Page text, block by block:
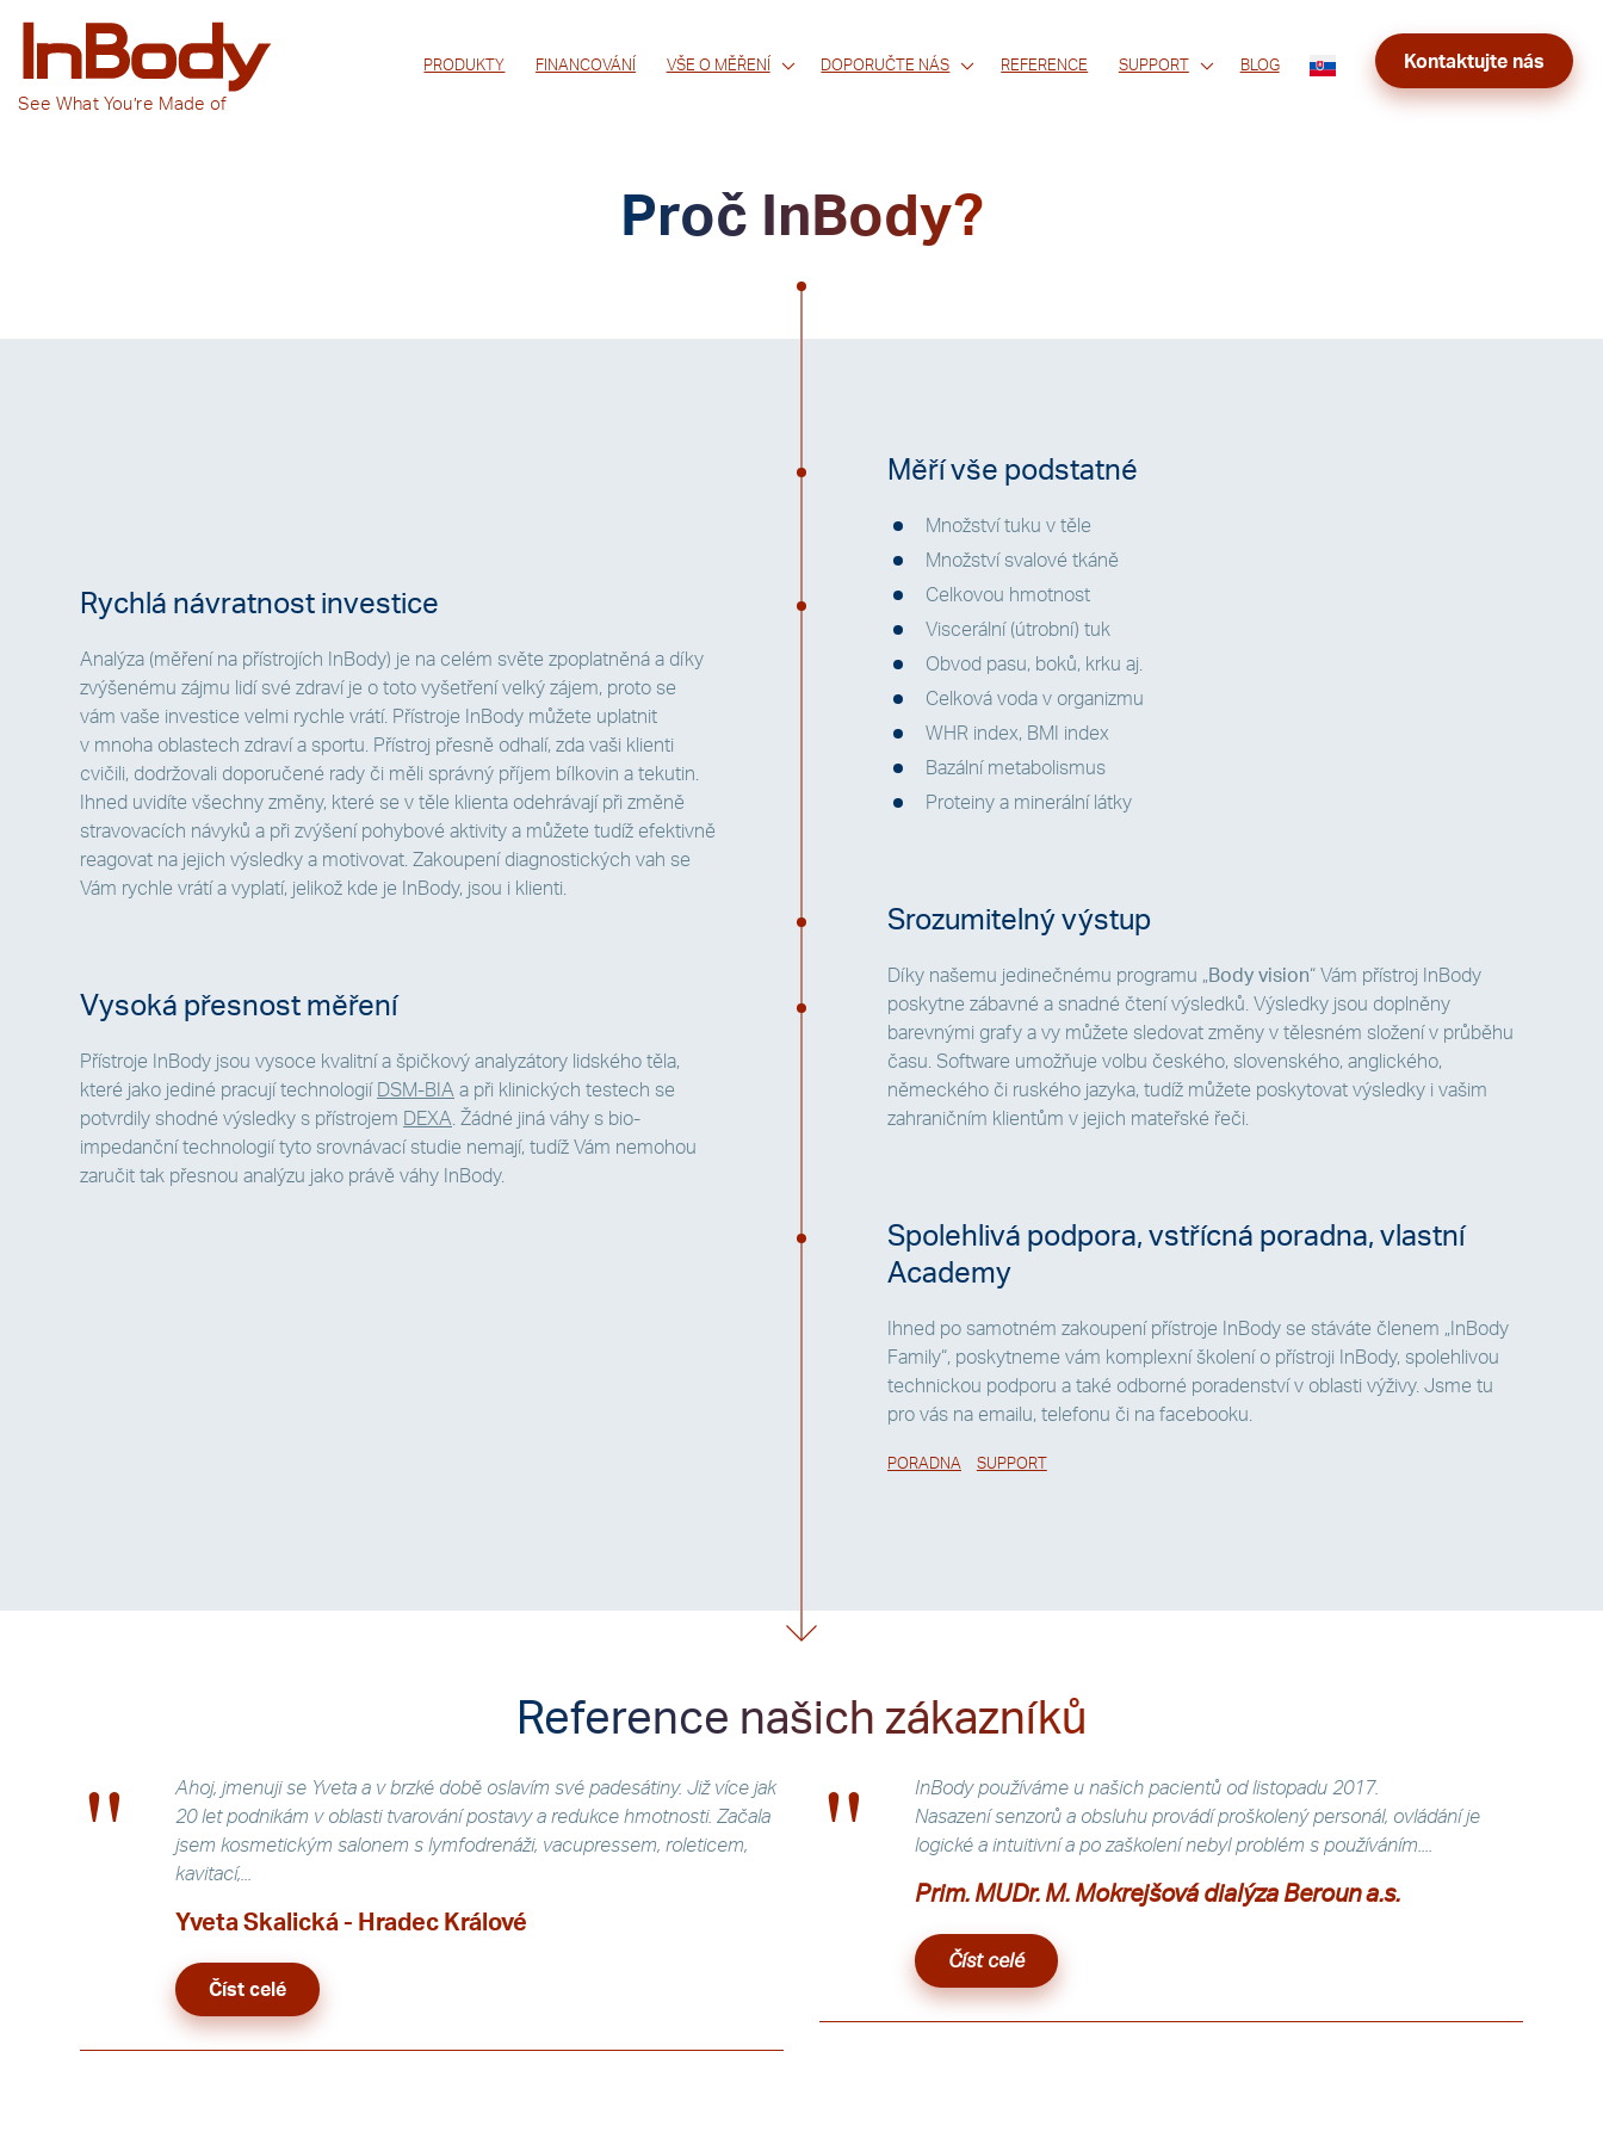
See What You’re Made of
PRODUKTY FINANCOVÁNÍ VŠE O MĚŘENÍ DOPORUČTE NÁS REFERENCE SUPPORT BLOG Kontaktujte nás
Proč InBody?
Rychlá návratnost investice
Analýza (měření na přístrojích InBody) je na celém světe zpoplatněná a díky
zvýšenému zájmu lidí své zdraví je o toto vyšetření velký zájem, proto se
vám vaše investice velmi rychle vrátí. Přístroje InBody můžete uplatnit
v mnoha oblastech zdraví a sportu. Přístroj přesně odhalí, zda vaši klienti
cvičili, dodržovali doporučené rady či měli správný příjem bílkovin a tekutin.
Ihned uvidíte všechny změny, které se v těle klienta odehrávají při změně
stravovacích návyků a při zvýšení pohybové aktivity a můžete tudíž efektivně
reagovat na jejich výsledky a motivovat. Zakoupení diagnostických vah se
Vám rychle vrátí a vyplatí, jelikož kde je InBody, jsou i klienti.
Vysoká přesnost měření
Přístroje InBody jsou vysoce kvalitní a špičkový analyzátory lidského těla,
které jako jediné pracují technologií
DSM-BIA a při klinických testech se
potvrdily shodné výsledky s přístrojem
DEXA . Žádné jiná váhy s bio-
impedanční technologií tyto srovnávací studie nemají, tudíž Vám nemohou
zaručit tak přesnou analýzu jako právě váhy InBody.
Měří vše podstatné
Množství tuku v těle
Množství svalové tkáně
Celkovou hmotnost
Viscerální (útrobní) tuk
Obvod pasu, boků, krku aj.
Celková voda v organizmu
WHR index, BMI index
Bazální metabolismus
Proteiny a minerální látky
Srozumitelný výstup
Díky našemu jedinečnému programu „Body vision“ Vám přístroj InBody
poskytne zábavné a snadné čtení výsledků. Výsledky jsou doplněny
barevnými grafy a vy můžete sledovat změny v tělesném složení v průběhu
času. Software umožňuje volbu českého, slovenského, anglického,
německého či ruského jazyka, tudíž můžete poskytovat výsledky i vašim
zahraničním klientům v jejich mateřské řeči.
Spolehlivá podpora, vstřícná poradna, vlastní
Academy
Ihned po samotném zakoupení přístroje InBody se stáváte členem „InBody
Family“, poskytneme vám komplexní školení o přístroji InBody, spolehlivou
technickou podporu a také odborné poradenství v oblasti výživy. Jsme tu
pro vás na emailu, telefonu či na facebooku.
PORADNA SUPPORT
Reference našich zákazníků
Ahoj, jmenuji se Yveta a v brzké době oslavím své padesátiny. Již více jak
20 let podnikám v oblasti tvarování postavy a redukce hmotnosti. Začala
jsem kosmetickým salonem s lymfodrenáži, vacupressem, roleticem,
kavitací,...
Yveta Skalická - Hradec Králové
Číst celé
InBody používáme u našich pacientů od listopadu 2017.
Nasazení senzorů a obsluhu provádí proškolený personál, ovládání je
logické a intuitivní a po zaškolení nebyl problém s používáním....
Prim. MUDr. M. Mokrejšová dialýza Beroun a.s.
Číst celé